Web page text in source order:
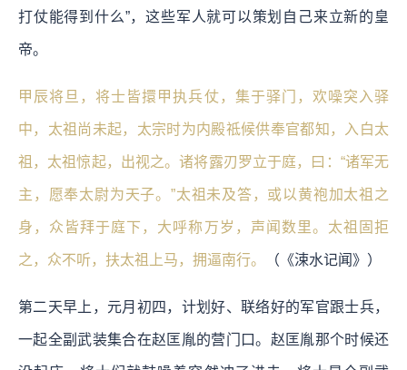
打仗能得到什么”，这些军人就可以策划自己来立新的皇
帝。
甲辰将旦，将士皆擐甲执兵仗，集于驿门，欢噪突入驿
中，太祖尚未起，太宗时为内殿祗候供奉官都知，入白太
祖，太祖惊起，出视之。诸将露刃罗立于庭，曰：“诸军无
主，愿奉太尉为天子。”太祖未及答，或以黄袍加太祖之
身，众皆拜于庭下，大呼称万岁，声闻数里。太祖固拒
之，众不听，扶太祖上马，拥逼南行。 （《涑水记闻》）
第二天早上，元月初四，计划好、联络好的军官跟士兵，
一起全副武装集合在赵匡胤的营门口。赵匡胤那个时候还